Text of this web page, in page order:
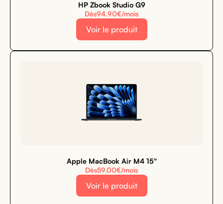
HP Zbook Studio G9
Dès94.90€/mois
Voir le produit
Apple MacBook Air M4 15"
Dès59.00€/mois
Voir le produit